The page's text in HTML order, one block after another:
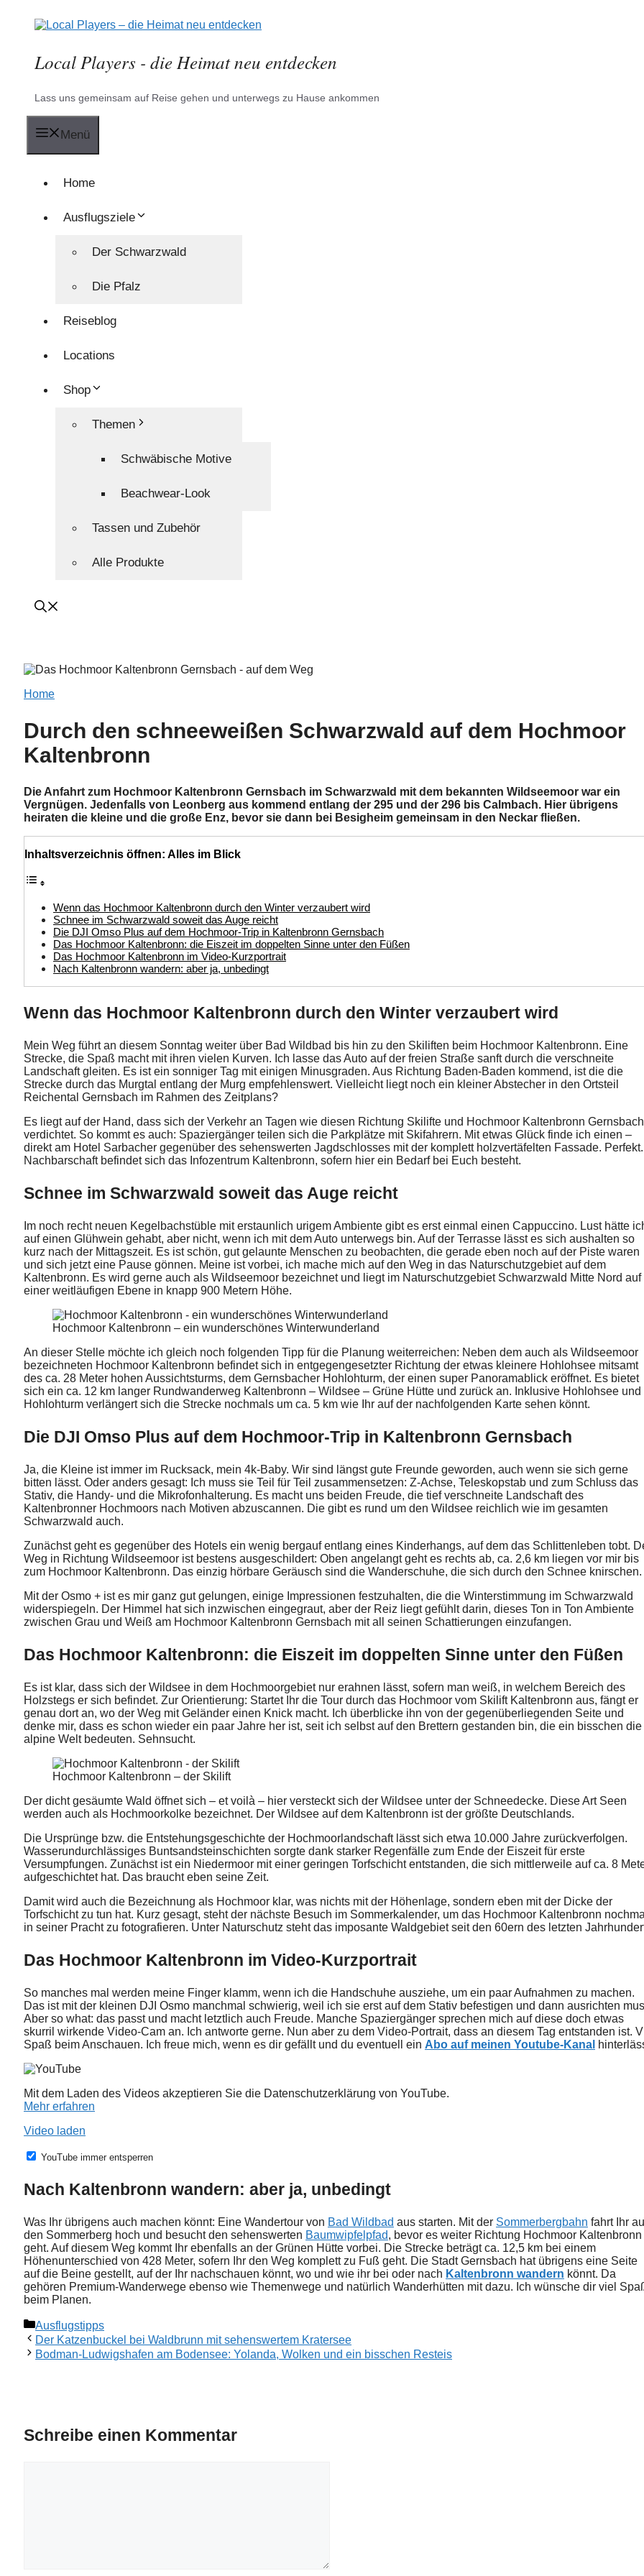
Local Players - die Heimat neu entdecken
Lass uns gemeinsam auf Reise gehen und unterwegs zu Hause ankommen
Menü
Home
Ausflugsziele
Der Schwarzwald
Die Pfalz
Reiseblog
Locations
Shop
Themen
Schwäbische Motive
Beachwear-Look
Tassen und Zubehör
Alle Produkte
Home
Durch den schneeweißen Schwarzwald auf dem Hochmoor
Kaltenbronn
Die Anfahrt zum Hochmoor Kaltenbronn Gernsbach im Schwarzwald mit dem bekannten Wildseemoor war ein
Vergnügen. Jedenfalls von Leonberg aus kommend entlang der 295 und der 296 bis Calmbach. Hier übrigens
heiraten die kleine und die große Enz, bevor sie dann bei Besigheim gemeinsam in den Neckar fließen.
Inhaltsverzeichnis öffnen: Alles im Blick
Wenn das Hochmoor Kaltenbronn durch den Winter verzaubert wird
Schnee im Schwarzwald soweit das Auge reicht
Die DJI Omso Plus auf dem Hochmoor-Trip in Kaltenbronn Gernsbach
Das Hochmoor Kaltenbronn: die Eiszeit im doppelten Sinne unter den Füßen
Das Hochmoor Kaltenbronn im Video-Kurzportrait
Nach Kaltenbronn wandern: aber ja, unbedingt
Wenn das Hochmoor Kaltenbronn durch den Winter verzaubert wird
Mein Weg führt an diesem Sonntag weiter über Bad Wildbad bis hin zu den Skiliften beim Hochmoor Kaltenbronn. Eine
Strecke, die Spaß macht mit ihren vielen Kurven. Ich lasse das Auto auf der freien Straße sanft durch die verschneite
Landschaft gleiten. Es ist ein sonniger Tag mit einigen Minusgraden. Aus Richtung Baden-Baden kommend, ist die die
Strecke durch das Murgtal entlang der Murg empfehlenswert. Vielleicht liegt noch ein kleiner Abstecher in den Ortsteil
Reichental Gernsbach im Rahmen des Zeitplans?
Es liegt auf der Hand, dass sich der Verkehr an Tagen wie diesen Richtung Skilifte und Hochmoor Kaltenbronn Gernsbach
verdichtet. So kommt es auch: Spaziergänger teilen sich die Parkplätze mit Skifahrern. Mit etwas Glück finde ich einen –
direkt am Hotel Sarbacher gegenüber des sehenswerten Jagdschlosses mit der komplett holzvertäfelten Fassade.
Nachbarschaft befindet sich das Infozentrum Kaltenbronn, sofern hier ein Bedarf bei Euch besteht.
Schnee im Schwarzwald soweit das Auge reicht
Im noch recht neuen Kegelbachstüble mit erstaunlich urigem Ambiente gibt es erst einmal einen Cappuccino. Lust hätte
auf einen Glühwein gehabt, aber nicht, wenn ich mit dem Auto unterwegs bin. Auf der Terrasse lässt es sich aushalten so
kurz nach der Mittagszeit. Es ist schön, gut gelaunte Menschen zu beobachten, die gerade eben noch auf der Piste waren
und sich jetzt eine Pause gönnen. Meine ist vorbei, ich mache mich auf den Weg in das Naturschutzgebiet auf dem
Kaltenbronn. Es wird gerne auch als Wildseemoor bezeichnet und liegt im Naturschutzgebiet Schwarzwald Mitte Nord auf
einer weitläufigen Ebene in knapp 900 Metern Höhe.
Hochmoor Kaltenbronn – ein wunderschönes Winterwunderland
An dieser Stelle möchte ich gleich noch folgenden Tipp für die Planung weiterreichen: Neben dem auch als Wildseemoor
bezeichneten Hochmoor Kaltenbronn befindet sich in entgegengesetzter Richtung der etwas kleinere Hohlohsee mitsamt
des ca. 28 Meter hohen Aussichtsturms, dem Gernsbacher Hohlohturm, der einen super Panoramablick eröffnet. Es bietet
sich ein ca. 12 km langer Rundwanderweg Kaltenbronn – Wildsee – Grüne Hütte und zurück an. Inklusive Hohlohsee und
Hohlohturm verlängert sich die Strecke nochmals um ca. 5 km wie Ihr auf der nachfolgenden Karte sehen könnt.
Die DJI Omso Plus auf dem Hochmoor-Trip in Kaltenbronn Gernsbach
Ja, die Kleine ist immer im Rucksack, mein 4k-Baby. Wir sind längst gute Freunde geworden, auch wenn sie sich gerne
bitten lässt. Oder anders gesagt: Ich muss sie Teil für Teil zusammensetzen: Z-Achse, Teleskopstab und zum Schluss das
Stativ, die Handy- und die Mikrofonhalterung. Es macht uns beiden Freude, die tief verschneite Landschaft des
Kaltenbronner Hochmoors nach Motiven abzuscannen. Die gibt es rund um den Wildsee reichlich wie im gesamten
Schwarzwald auch.
Zunächst geht es gegenüber des Hotels ein wenig bergauf entlang eines Kinderhangs, auf dem das Schlittenleben tobt.
Weg in Richtung Wildseemoor ist bestens ausgeschildert: Oben angelangt geht es rechts ab, ca. 2,6 km liegen vor mir bis
zum Hochmoor Kaltenbronn. Das einzig hörbare Geräusch sind die Wanderschuhe, die sich durch den Schnee knirschen.
Mit der Osmo + ist es mir ganz gut gelungen, einige Impressionen festzuhalten, die die Winterstimmung im Schwarzwald
widerspiegeln. Der Himmel hat sich inzwischen eingegraut, aber der Reiz liegt gefühlt darin, dieses Ton in Ton Ambiente
zwischen Grau und Weiß am Hochmoor Kaltenbronn Gernsbach mit all seinen Schattierungen einzufangen.
Das Hochmoor Kaltenbronn: die Eiszeit im doppelten Sinne unter den Füßen
Es ist klar, dass sich der Wildsee in dem Hochmoorgebiet nur erahnen lässt, sofern man weiß, in welchem Bereich des
Holzstegs er sich befindet. Zur Orientierung: Startet Ihr die Tour durch das Hochmoor vom Skilift Kaltenbronn aus, fängt er
genau dort an, wo der Weg mit Geländer einen Knick macht. Ich überblicke ihn von der gegenüberliegenden Seite und
denke mir, dass es schon wieder ein paar Jahre her ist, seit ich selbst auf den Brettern gestanden bin, die ein bisschen die
alpine Welt bedeuten. Sehnsucht.
Hochmoor Kaltenbronn – der Skilift
Der dicht gesäumte Wald öffnet sich – et voilà – hier versteckt sich der Wildsee unter der Schneedecke. Diese Art Seen
werden auch als Hochmoorkolke bezeichnet. Der Wildsee auf dem Kaltenbronn ist der größte Deutschlands.
Die Ursprünge bzw. die Entstehungsgeschichte der Hochmoorlandschaft lässt sich etwa 10.000 Jahre zurückverfolgen.
Wasserundurchlässiges Buntsandsteinschichten sorgte dank starker Regenfälle zum Ende der Eiszeit für erste
Versumpfungen. Zunächst ist ein Niedermoor mit einer geringen Torfschicht entstanden, die sich mittlerweile auf ca. 8
aufgeschichtet hat. Das braucht eben seine Zeit.
Damit wird auch die Bezeichnung als Hochmoor klar, was nichts mit der Höhenlage, sondern eben mit der Dicke der
Torfschicht zu tun hat. Kurz gesagt, steht der nächste Besuch im Sommerkalender, um das Hochmoor Kaltenbronn
in seiner Pracht zu fotografieren. Unter Naturschutz steht das imposante Waldgebiet seit den 60ern des letzten
Das Hochmoor Kaltenbronn im Video-Kurzportrait
So manches mal werden meine Finger klamm, wenn ich die Handschuhe ausziehe, um ein paar Aufnahmen zu machen.
Das ist mit der kleinen DJI Osmo manchmal schwierig, weil ich sie erst auf dem Stativ befestigen und dann ausrichten
Aber so what: das passt und macht letztlich auch Freude. Manche Spaziergänger sprechen mich auf diese doch etwas
skurril wirkende Video-Cam an. Ich antworte gerne. Nun aber zu dem Video-Portrait, dass an diesem Tag entstanden ist.
Spaß beim Anschauen. Ich freue mich, wenn es dir gefällt und du eventuell ein Abo auf meinen Youtube-Kanal
Mit dem Laden des Videos akzeptieren Sie die Datenschutzerklärung von YouTube.
Mehr erfahren
Video laden
YouTube immer entsperren
Nach Kaltenbronn wandern: aber ja, unbedingt
Was Ihr übrigens auch machen könnt: Eine Wandertour von Bad Wildbad aus starten. Mit der Sommerbergbahn fahrt Ihr
den Sommerberg hoch und besucht den sehenswerten Baumwipfelpfad, bevor es weiter Richtung Hochmoor Kaltenbronn
geht. Auf diesem Weg kommt Ihr ebenfalls an der Grünen Hütte vorbei. Die Strecke beträgt ca. 12,5 km bei einem
Höhenunterschied von 428 Meter, sofern Ihr den Weg komplett zu Fuß geht. Die Stadt Gernsbach hat übrigens eine Seite
auf die Beine gestellt, auf der Ihr nachschauen könnt, wo und wie ihr bei oder nach Kaltenbronn wandern könnt. Da
gehören Premium-Wanderwege ebenso wie Themenwege und natürlich Wanderhütten mit dazu. Ich wünsche dir viel
beim Planen.
Kategorien
Ausflugstipps
Der Katzenbuckel bei Waldbrunn mit sehenswertem Kratersee
Bodman-Ludwigshafen am Bodensee: Yolanda, Wolken und ein bisschen Resteis
Schreibe einen Kommentar